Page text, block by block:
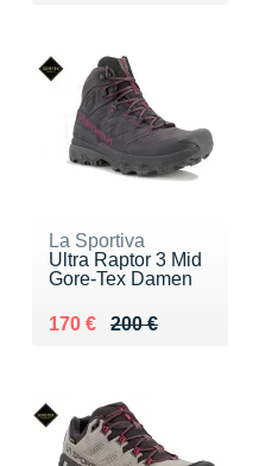
La Sportiva
Ultra Raptor 3 Mid
Gore-Tex Damen
200 €
Au lieu de 200 €
170 €
Vendu 170 €